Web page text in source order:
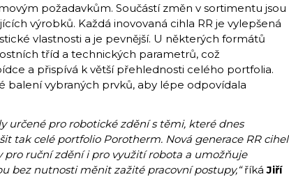
požadavkům. Součástí změn v sortimentu jsou
výrobků. Každá inovovaná cihla RR je vylepšená
vlastnosti a je pevnější. U některých formátů
tříd a technických parametrů, což
a přispívá k větší přehlednosti celého portfolia.
balení vybraných prvků, aby lépe odpovídala
určené pro robotické zdění s těmi, které dnes
tak celé portfolio Porotherm. Nová generace RR cihel
pro ruční zdění i pro využití robota a umožňuje
bez nutnosti měnit zažité pracovní postupy,“říká Jiří